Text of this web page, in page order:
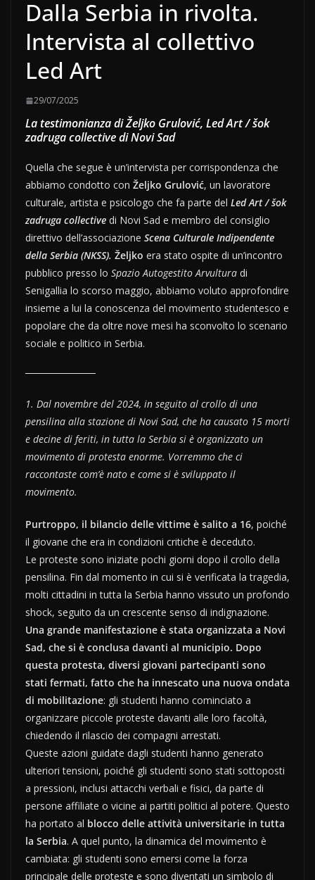
Dalla Serbia in rivolta.
Intervista al collettivo
Led Art
29/07/2025
La testimonianza di Željko Grulović, Led Art / šok
zadruga collective di Novi Sad
Quella che segue è un’intervista per corrispondenza che
abbiamo condotto con Željko Grulović, un lavoratore
culturale, artista e psicologo che fa parte del Led Art / šok
zadruga collective di Novi Sad e membro del consiglio
direttivo dell’associazione Scena Culturale Indipendente
della Serbia (NKSS). Željko era stato ospite di un’incontro
pubblico presso lo Spazio Autogestito Arvultura di
Senigallia lo scorso maggio, abbiamo voluto approfondire
insieme a lui la conoscenza del movimento studentesco e
popolare che da oltre nove mesi ha sconvolto lo scenario
sociale e politico in Serbia.
1. Dal novembre del 2024, in seguito al crollo di una
pensilina alla stazione di Novi Sad, che ha causato 15 morti
e decine di feriti, in tutta la Serbia si è organizzato un
movimento di protesta enorme. Vorremmo che ci
raccontaste com’è nato e come si è sviluppato il
movimento.
Purtroppo, il bilancio delle vittime è salito a 16, poiché
il giovane che era in condizioni critiche è deceduto.
Le proteste sono iniziate pochi giorni dopo il crollo della
pensilina. Fin dal momento in cui si è verificata la tragedia,
molti cittadini in tutta la Serbia hanno vissuto un profondo
shock, seguito da un crescente senso di indignazione.
Una grande manifestazione è stata organizzata a Novi
Sad, che si è conclusa davanti al municipio. Dopo
questa protesta, diversi giovani partecipanti sono
stati fermati, fatto che ha innescato una nuova ondata
di mobilitazione: gli studenti hanno cominciato a
organizzare piccole proteste davanti alle loro facoltà,
chiedendo il rilascio dei compagni arrestati.
Queste azioni guidate dagli studenti hanno generato
ulteriori tensioni, poiché gli studenti sono stati sottoposti
a pressioni, inclusi attacchi verbali e fisici, da parte di
persone affiliate o vicine ai partiti politici al potere. Questo
ha portato al blocco delle attività universitarie in tutta
la Serbia. A quel punto, la dinamica del movimento è
cambiata: gli studenti sono emersi come la forza
principale delle proteste e sono diventati un simbolo di